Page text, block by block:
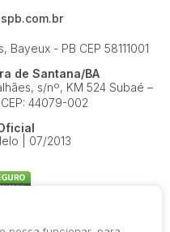
Bayeux - PB CEP 58111001
de Santana/BA
s/nº, KM 524Subaé –
CEP: 44079-002
| 07/2013